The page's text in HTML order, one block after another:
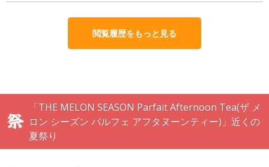
閲覧履歴をもっと見る
「THE MELON SEASON Parfait Afternoon Tea(ザ メ
ロン シーズン パルフェ アフタヌーンティー)」近くの
夏祭り